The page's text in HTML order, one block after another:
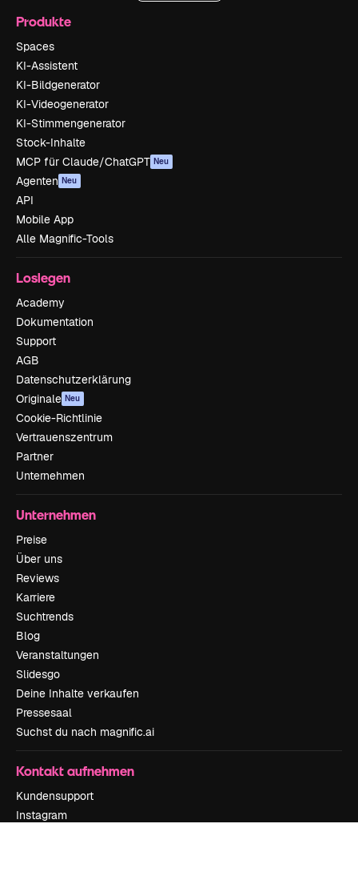
Produkte
Spaces
KI-Assistent
KI-Bildgenerator
KI-Videogenerator
KI-Stimmengenerator
Stock-Inhalte
MCP für Claude/ChatGPT Neu
Agenten Neu
API
Mobile App
Alle Magnific-Tools
Loslegen
Academy
Dokumentation
Support
AGB
Datenschutzerklärung
Originale Neu
Cookie-Richtlinie
Vertrauenszentrum
Partner
Unternehmen
Unternehmen
Preise
Über uns
Reviews
Karriere
Suchtrends
Blog
Veranstaltungen
Slidesgo
Deine Inhalte verkaufen
Pressesaal
Suchst du nach magnific.ai
Kontakt aufnehmen
Kundensupport
Instagram